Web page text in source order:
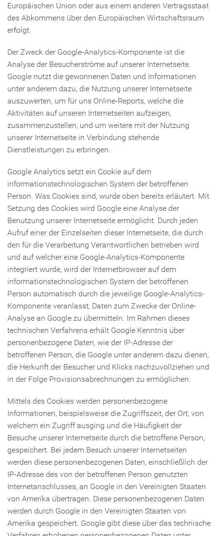
Europäischen Union oder aus einem anderen Vertragsstaat
des Abkommens über den Europäischen Wirtschaftsraum
erfolgt.
Der Zweck der Google-Analytics-Komponente ist die
Analyse der Besucherströme auf unserer Internetseite.
Google nutzt die gewonnenen Daten und Informationen
unter anderem dazu, die Nutzung unserer Internetseite
auszuwerten, um für uns Online-Reports, welche die
Aktivitäten auf unseren Internetseiten aufzeigen,
zusammenzustellen, und um weitere mit der Nutzung
unserer Internetseite in Verbindung stehende
Dienstleistungen zu erbringen.
Google Analytics setzt ein Cookie auf dem
informationstechnologischen System der betroffenen
Person. Was Cookies sind, wurde oben bereits erläutert. Mit
Setzung des Cookies wird Google eine Analyse der
Benutzung unserer Internetseite ermöglicht. Durch jeden
Aufruf einer der Einzelseiten dieser Internetseite, die durch
den für die Verarbeitung Verantwortlichen betrieben wird
und auf welcher eine Google-Analytics-Komponente
integriert wurde, wird der Internetbrowser auf dem
informationstechnologischen System der betroffenen
Person automatisch durch die jeweilige Google-Analytics-
Komponente veranlasst, Daten zum Zwecke der Online-
Analyse an Google zu übermitteln. Im Rahmen dieses
technischen Verfahrens erhält Google Kenntnis über
personenbezogene Daten, wie der IP-Adresse der
betroffenen Person, die Google unter anderem dazu dienen,
die Herkunft der Besucher und Klicks nachzuvollziehen und
in der Folge Provisionsabrechnungen zu ermöglichen.
Mittels des Cookies werden personenbezogene
Informationen, beispielsweise die Zugriffszeit, der Ort, von
welchem ein Zugriff ausging und die Häufigkeit der
Besuche unserer Internetseite durch die betroffene Person,
gespeichert. Bei jedem Besuch unserer Internetseiten
werden diese personenbezogenen Daten, einschließlich der
IP-Adresse des von der betroffenen Person genutzten
Internetanschlusses, an Google in den Vereinigten Staaten
von Amerika übertragen. Diese personenbezogenen Daten
werden durch Google in den Vereinigten Staaten von
Amerika gespeichert. Google gibt diese über das technische